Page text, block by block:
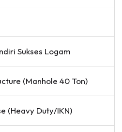
Sukses Logam
(Manhole 40 Ton)
(Heavy Duty/IKN)